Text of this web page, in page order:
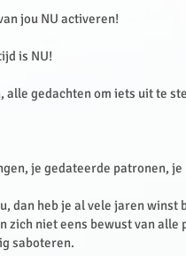
jou NU activeren!
is NU!
alle gedachten om iets uit te
je gedateerde patronen, je
dan heb je al vele jaren winst
zich niet eens bewust van
saboteren.